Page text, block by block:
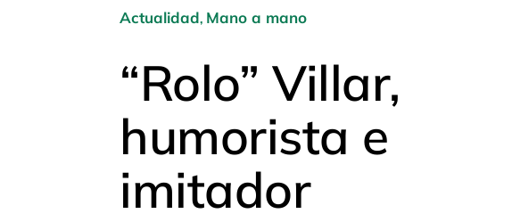
Actualidad, Mano a mano
“Rolo” Villar,
humorista e
imitador